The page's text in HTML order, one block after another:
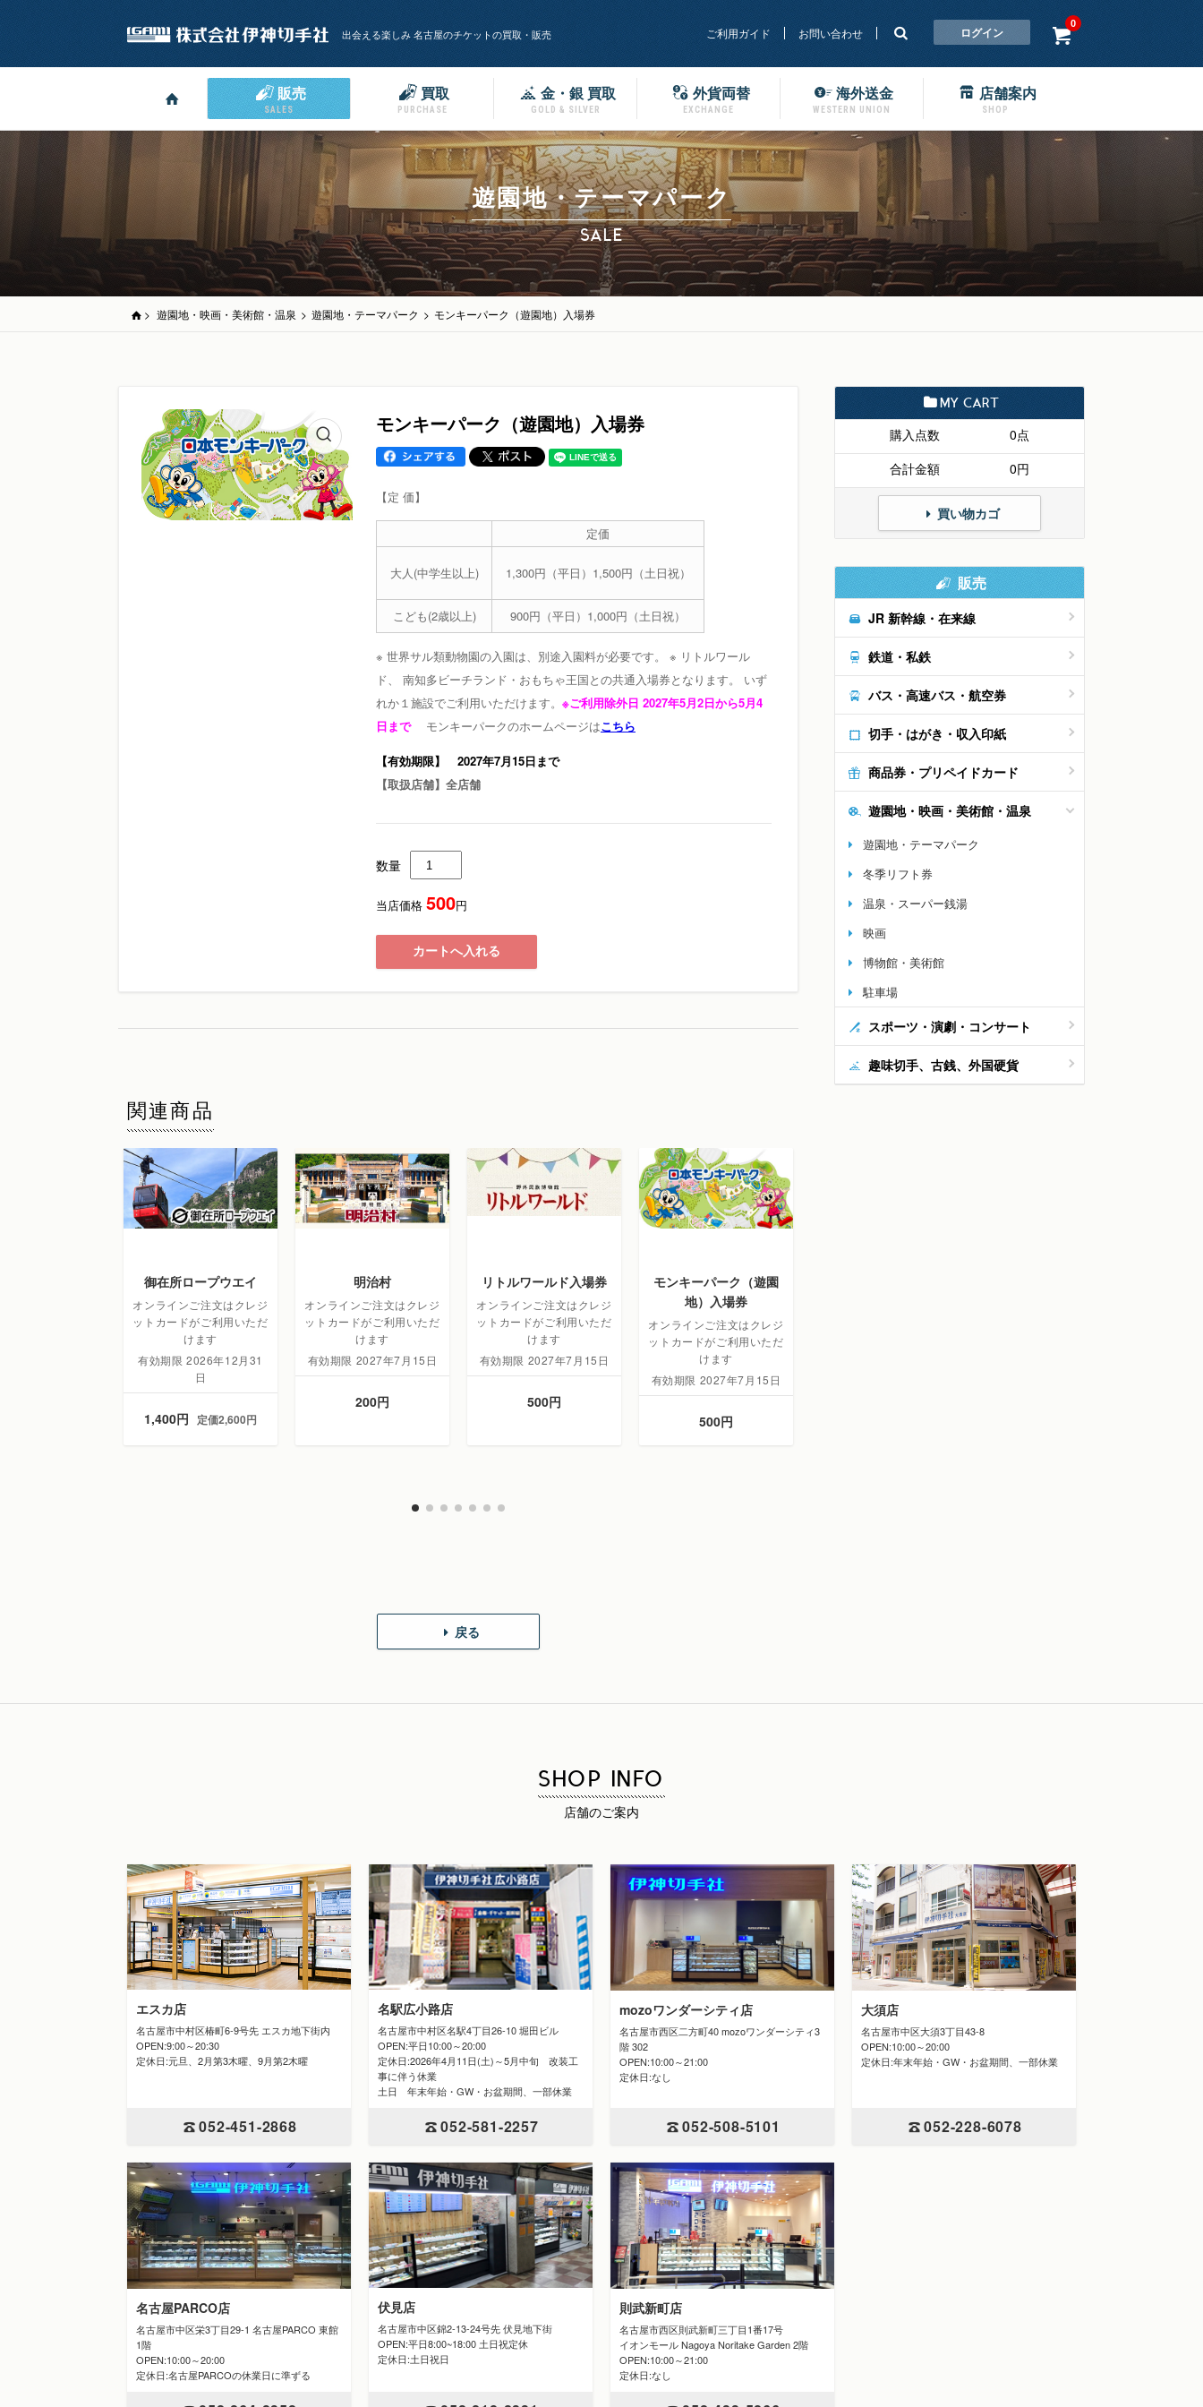
出会える楽しみ 名古屋のチケットの買取・販売 ご利用ガイド お問い合わせ ログイン
0
販売
SALES
買取
PURCHASE
金・銀 買取
GOLD & SILVER
外貨両替
EXCHANGE
海外送金
WESTERN UNION
店舗案内
SHOP
遊園地・テーマパーク
SALE
> 遊園地・映画・美術館・温泉 > 遊園地・テーマパーク > モンキーパーク（遊園地）入場券
モンキーパーク（遊園地）入場券
【定 価】
定価
大人(中学生以上) 1,300円（平日） 1,500円（土日祝）
こども(2歳以上) 900円（平日）1,000円（土日祝）
※ 世界サル類動物園の入園は、別途入園料が必要です。 ※ リトルワール
ド、 南知多ビーチランド・おもちゃ王国との共通入場券となります。 いず
れか１施設でご利用いただけます。 ※ご利用除外日 2027年5月2日から5月4
日まで
モンキーパークのホームページはこちら
【有効期限】 2027年7月15日まで
【取扱店舗】全店舗
数量
当店価格 500円
カートへ入れる
関連商品
御在所ロープウエイ
オンラインご注文はクレジ
ットカードがご利用いただ
けます
有効期限 2026年12月31
日
1,400円 定価2,600円
明治村
オンラインご注文はクレジ
ットカードがご利用いただ
けます
有効期限 2027年7月15日
200円
リトルワールド入場券
オンラインご注文はクレジ
ットカードがご利用いただ
けます
有効期限 2027年7月15日
500円
モンキーパーク（遊園
地）入場券
オンラインご注文はクレジ
ットカードがご利用いただ
けます
有効期限 2027年7月15日
500円
戻る
MY CART
購入点数
0点
合計金額
0円
買い物カゴ
販売
JR 新幹線・在来線
鉄道・私鉄
バス・高速バス・航空券
切手・はがき・収入印紙
商品券・プリペイドカード
遊園地・映画・美術館・温泉
遊園地・テーマパーク
冬季リフト券
温泉・スーパー銭湯
映画
博物館・美術館
駐車場
スポーツ・演劇・コンサート
趣味切手、古銭、外国硬貨
SHOP INFO
店舗のご案内
エスカ店
名古屋市中村区椿町6-9号先 エスカ地下街内
OPEN:9:00～20:30
定休日:元旦、2月第3木曜、9月第2木曜
052-451-2868
名駅広小路店
名古屋市中村区名駅4丁目26-10 堀田ビル
OPEN:平日10:00～20:00
定休日:2026年4月11日(土)～5月中旬 改装工
事に伴う休業
土日 年末年始・GW・お盆期間、一部休業
052-581-2257
mozoワンダーシティ店
名古屋市西区二方町40 mozoワンダーシティ3
階 302
OPEN:10:00～21:00
定休日:なし
052-508-5101
大須店
名古屋市中区大須3丁目43-8
OPEN:10:00～20:00
定休日:年末年始・GW・お盆期間、一部休業
052-228-6078
名古屋PARCO店
名古屋市中区栄3丁目29-1 名古屋PARCO 東館
1階
OPEN:10:00～20:00
定休日:名古屋PARCOの休業日に準ずる
伏見店
名古屋市中区錦2-13-24号先 伏見地下街
OPEN:平日8:00~18:00 土日祝定休
定休日:土日祝日
則武新町店
名古屋市西区則武新町三丁目1番17号
イオンモール Nagoya Noritake Garden 2階
OPEN:10:00～21:00
定休日:なし